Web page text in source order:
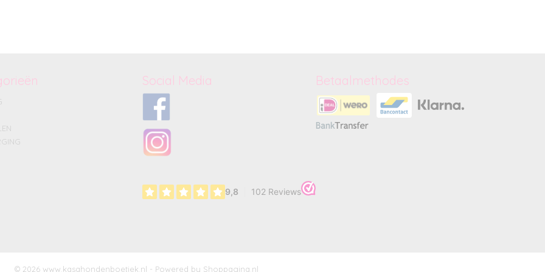
Social Media Betaalmethodes
© 2026 www.kasahondenboetiek.nl - Powered by Shoppagina.nl